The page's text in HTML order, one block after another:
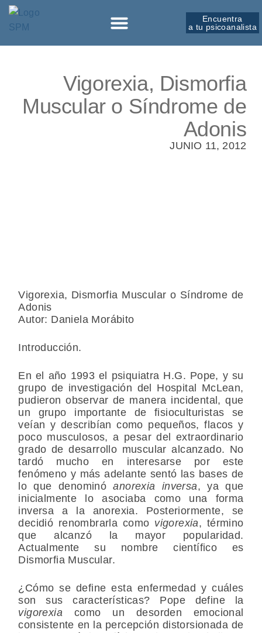
Encuentra
a tu psicoanalista
Vigorexia, Dismorfia
Muscular o Síndrome de
Adonis
JUNIO 11, 2012
Vigorexia, Dismorfia Muscular o Síndrome de
Adonis
Autor: Daniela Morábito
Introducción.
En el año 1993 el psiquiatra H.G. Pope, y su
grupo de investigación del Hospital McLean,
pudieron observar de manera incidental, que
un grupo importante de fisioculturistas se
veían y describían como pequeños, flacos y
poco musculosos, a pesar del extraordinario
grado de desarrollo muscular alcanzado. No
tardó mucho en interesarse por este
fenómeno y más adelante sentó las bases de
lo que denominóanorexia inversa, ya que
inicialmente lo asociaba como una forma
inversa a la anorexia. Posteriormente, se
decidió renombrarla como vigorexia, término
que alcanzó la mayor popularidad.
Actualmente su nombre científico es
Dismorfia Muscular.
¿Cómo se define esta enfermedad y cuáles
son sus características? Pope define la
vigorexia como un desorden emocional
consistente en la percepción distorsionada de